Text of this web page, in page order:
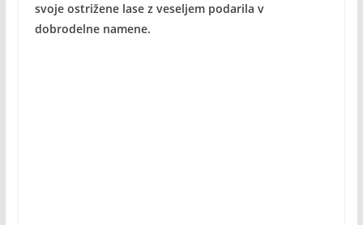
svoje ostrižene lase z veseljem podarila v
dobrodelne namene.